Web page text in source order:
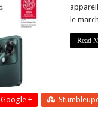
le
Read
Google +